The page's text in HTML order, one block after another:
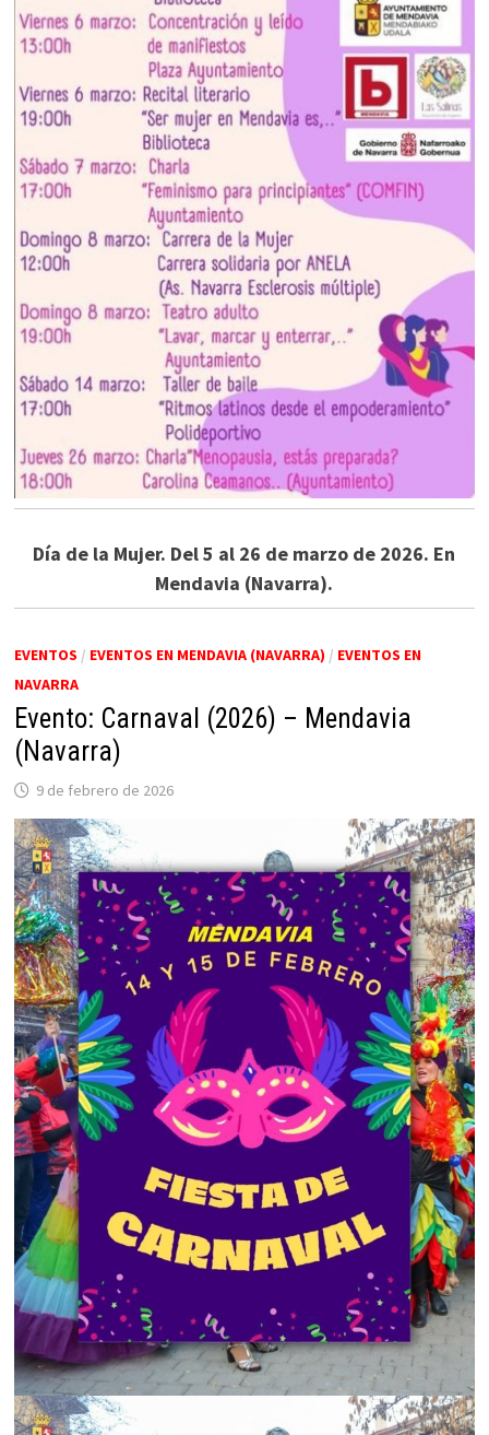
Día de la Mujer. Del 5 al 26 de marzo de 2026. En
Mendavia (Navarra).
EVENTOS / EVENTOS EN MENDAVIA (NAVARRA) / EVENTOS EN
NAVARRA
Evento: Carnaval (2026) – Mendavia
(Navarra)
9 de febrero de 2026